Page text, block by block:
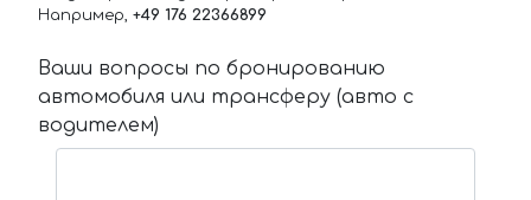
Например, +49 176 22366899
Ваши вопросы по бронированию
автомобиля или трансферу (авто с
водителем)